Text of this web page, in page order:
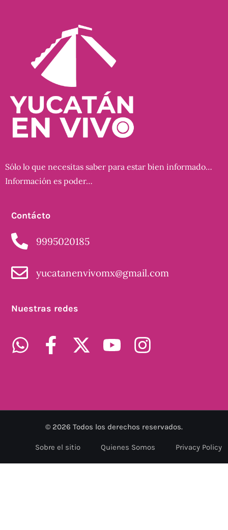
Sólo lo que necesitas saber para estar bien informado…
Información es poder…
Contácto
9995020185
yucatanenvivomx@gmail.com
Nuestras redes
© 2026 Todos los derechos reservados.
Sobre el sitio Quienes Somos Privacy Policy